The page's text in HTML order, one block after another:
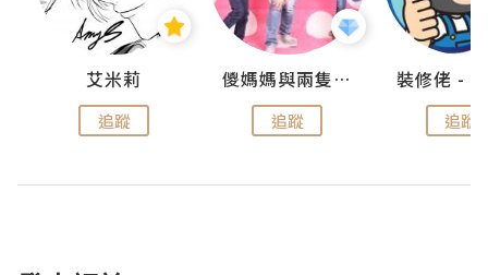
艾米莉
追蹤
儍媽媽與兩隻小魔怪之家
追蹤 追蹤